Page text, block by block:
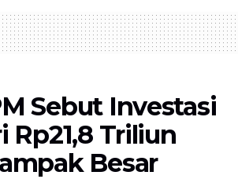
Sebut Investasi
Rp21,8 Triliun
Besar